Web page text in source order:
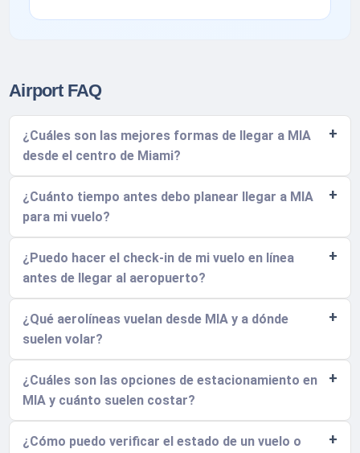
Airport FAQ
¿Cuáles son las mejores formas de llegar a MIA
desde el centro de Miami?
¿Cuánto tiempo antes debo planear llegar a MIA
para mi vuelo?
¿Puedo hacer el check-in de mi vuelo en línea
antes de llegar al aeropuerto?
¿Qué aerolíneas vuelan desde MIA y a dónde
suelen volar?
¿Cuáles son las opciones de estacionamiento en
MIA y cuánto suelen costar?
¿Cómo puedo verificar el estado de un vuelo o